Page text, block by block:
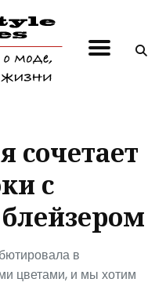
сочетает
с
в
цветами, и мы хотим